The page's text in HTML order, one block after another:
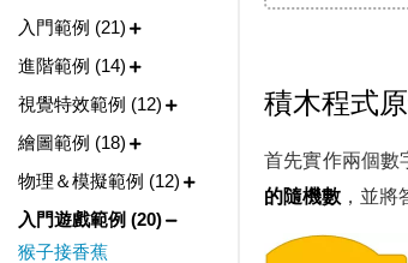
積木程式
首先實作兩個數
的隨機數 ，並將
入門範例 (21)
進階範例 (14)
視覺特效範例 (12)
繪圖範例 (18)
物理＆模擬範例 (12)
入門遊戲範例 (20)
猴子接香蕉